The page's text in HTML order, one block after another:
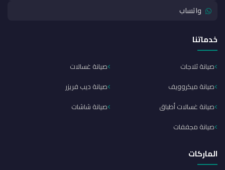
واتساب
خدماتنا
صيانة ثلاجات
صيانة غسالات
صيانة ميكروويف
صيانة ديب فريزر
صيانة غسالات أطباق
صيانة شاشات
صيانة مجففات
الماركات